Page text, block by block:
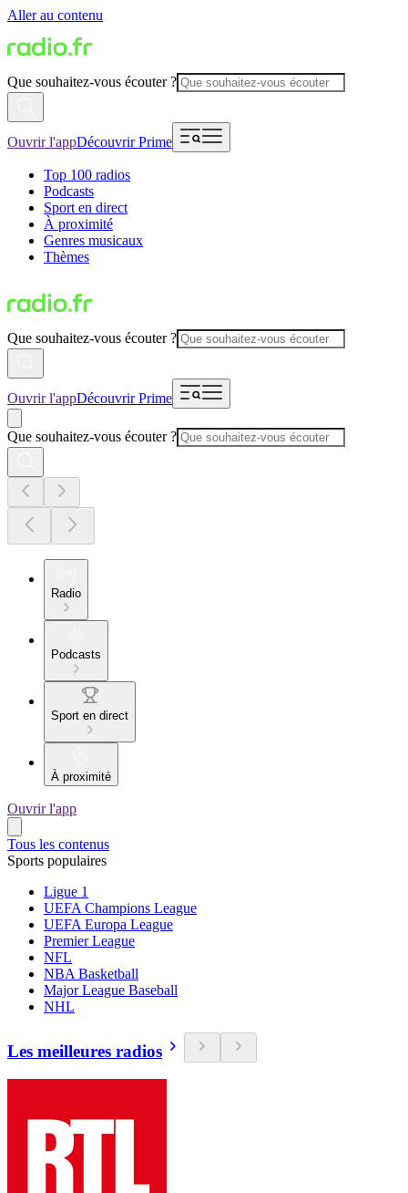
Aller au contenu
Que souhaitez-vous écouter ?
Ouvrir l'appDécouvrir Prime
Top 100 radios
Podcasts
Sport en direct
À proximité
Genres musicaux
Thèmes
Que souhaitez-vous écouter ?
Ouvrir l'appDécouvrir Prime
Que souhaitez-vous écouter ?
Radio
Podcasts
Sport en direct
À proximité
Ouvrir l'app
Tous les contenus
Sports populaires
Ligue 1
UEFA Champions League
UEFA Europa League
Premier League
NFL
NBA Basketball
Major League Baseball
NHL
Les meilleures radios